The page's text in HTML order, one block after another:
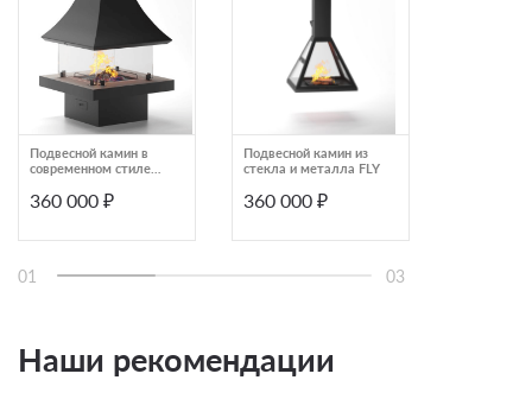
Подвесной камин в
современном стиле
360 000 ₽
Подвесной камин из
стекла и металла FLY
360 000 ₽
01 03
Наши рекомендации